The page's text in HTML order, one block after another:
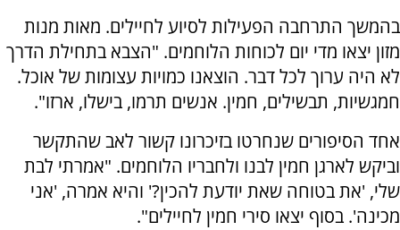
בהמשך התרחבה הפעילות לסיוע לחיילים. מאות מנות
מזון יצאו מדי יום לכוחות הלוחמים. "הצבא בתחילת הדרך
לא היה ערוך לכל דבר. הוצאנו כמויות עצומות של אוכל.
חמגשיות, תבשילים, חמין. אנשים תרמו, בישלו, ארזו".
אחד הסיפורים שנחרטו בזיכרונו קשור לאב שהתקשר
וביקש לארגן חמין לבנו ולחבריו הלוחמים. "אמרתי לבת
שלי, 'את בטוחה שאת יודעת להכין?' והיא אמרה, 'אני
מכינה'. בסוף יצאו סירי חמין לחיילים".